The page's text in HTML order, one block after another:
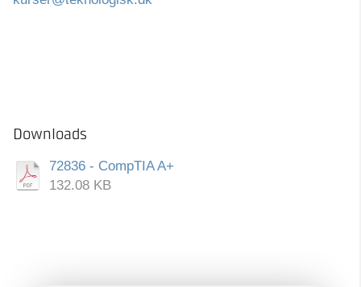
Downloads
72836 - CompTIA A+
132.08 KB